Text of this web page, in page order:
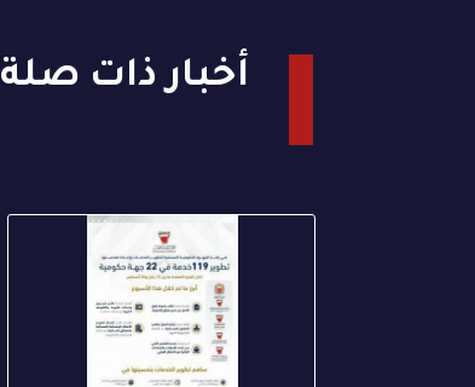
أخبار ذات صلة